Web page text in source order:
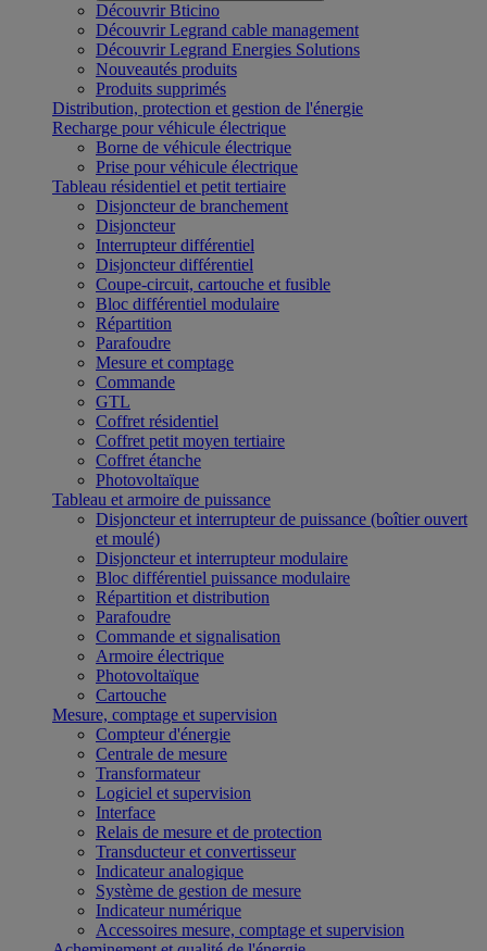
Découvrir Bticino
Découvrir Legrand cable management
Découvrir Legrand Energies Solutions
Nouveautés produits
Produits supprimés
Distribution, protection et gestion de l'énergie
Recharge pour véhicule électrique
Borne de véhicule électrique
Prise pour véhicule électrique
Tableau résidentiel et petit tertiaire
Disjoncteur de branchement
Disjoncteur
Interrupteur différentiel
Disjoncteur différentiel
Coupe-circuit, cartouche et fusible
Bloc différentiel modulaire
Répartition
Parafoudre
Mesure et comptage
Commande
GTL
Coffret résidentiel
Coffret petit moyen tertiaire
Coffret étanche
Photovoltaïque
Tableau et armoire de puissance
Disjoncteur et interrupteur de puissance (boîtier ouvert
et moulé)
Disjoncteur et interrupteur modulaire
Bloc différentiel puissance modulaire
Répartition et distribution
Parafoudre
Commande et signalisation
Armoire électrique
Photovoltaïque
Cartouche
Mesure, comptage et supervision
Compteur d'énergie
Centrale de mesure
Transformateur
Logiciel et supervision
Interface
Relais de mesure et de protection
Transducteur et convertisseur
Indicateur analogique
Système de gestion de mesure
Indicateur numérique
Accessoires mesure, comptage et supervision